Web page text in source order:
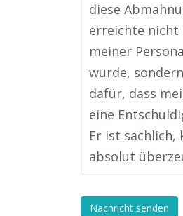
diese
erreichte nicht
meiner
wurde,
dafür, dass
eine
Er ist
absolut
Nachricht senden